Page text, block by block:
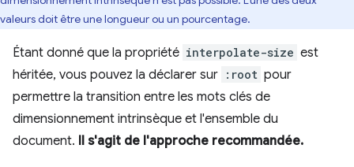
valeurs doit être une longueur ou un pourcentage.
Étant donné que la propriété interpolate-size est
héritée, vous pouvez la déclarer sur :root pour
permettre la transition entre les mots clés de
dimensionnement intrinsèque et l'ensemble du
document. Il s'agit de l'approche recommandée.